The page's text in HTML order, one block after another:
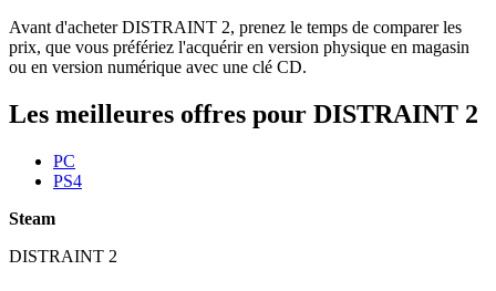
Avant d'acheter DISTRAINT 2, prenez le temps de comparer les
prix, que vous préfériez l'acquérir en version physique en magasin
ou en version numérique avec une clé CD.
Les meilleures offres pour DISTRAINT 2
PC
PS4
Steam
DISTRAINT 2